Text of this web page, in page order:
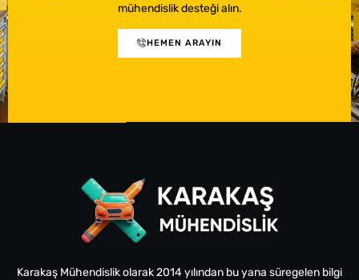
mühendislik desteği alın.
HEMEN ARAYIN
Karakaş Mühendislik olarak 2014 yılından bu yana süregelen bilgi